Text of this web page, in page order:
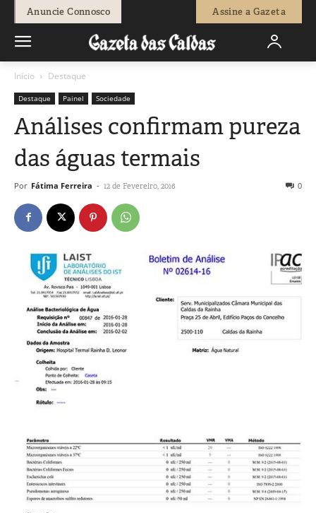
Anuncie Connosco Assine a Gazeta
Início Destaque
Destaque Painel Sociedade
Análises confirmam pureza
das águas termais
Por Fátima Ferreira - 12 de Fevereiro, 2016 0